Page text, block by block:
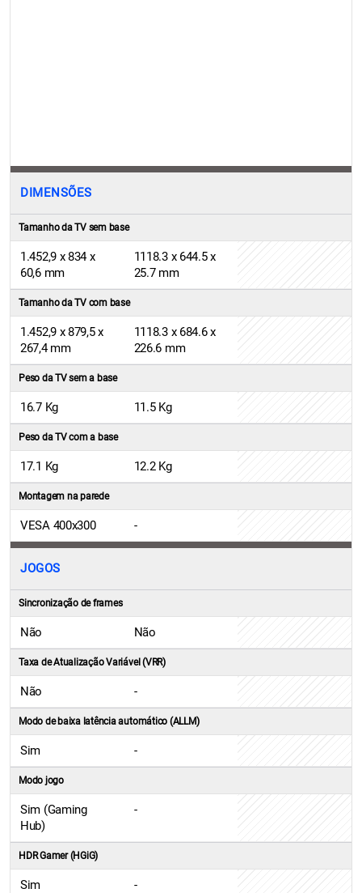
DIMENSÕES
Tamanho da TV sem base
1.452,9 x 834 x
60,6 mm
1118.3 x 644.5 x
25.7 mm
Tamanho da TV com base
1.452,9 x 879,5 x
267,4 mm
1118.3 x 684.6 x
226.6 mm
Peso da TV sem a base
16.7 Kg 11.5 Kg
Peso da TV com a base
17.1 Kg 12.2 Kg
Montagem na parede
VESA 400x300 -
JOGOS
Sincronização de frames
Não Não
Taxa de Atualização Variável (VRR)
Não -
Modo de baixa latência automático (ALLM)
Sim -
Modo jogo
Sim (Gaming
Hub)
-
HDR Gamer (HGiG)
Sim -